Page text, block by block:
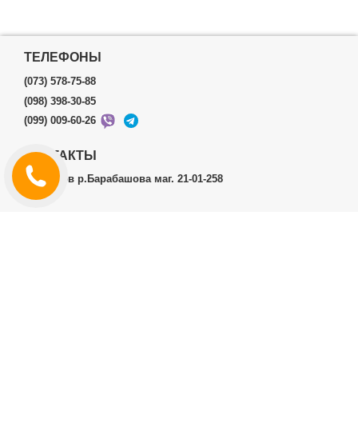
ТЕЛЕФОНЫ
(073) 578-75-88
(098) 398-30-85
(099) 009-60-26
КОНТАКТЫ
г.Харьков р.Барабашова маг. 21-01-258